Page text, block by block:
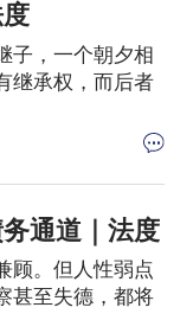
子，一个朝夕相
继承权，而后者
通道｜法度
顾。但人性弱点
甚至失德，都将